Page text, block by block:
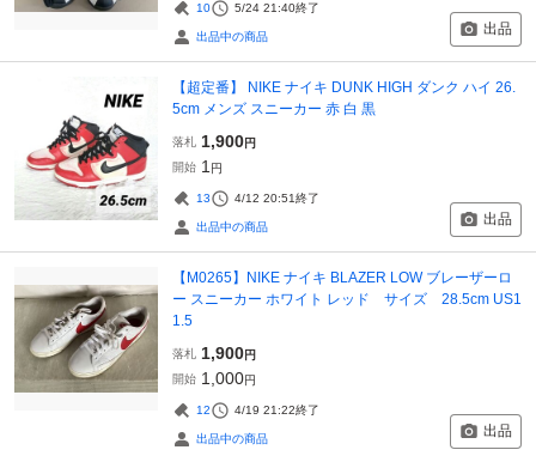
10 5/24 21:40終了
出品中の商品 出品
【超定番】 NIKE ナイキ DUNK HIGH ダンク ハイ 26.
5cm メンズ スニーカー 赤 白 黒
落札 1,900円
開始 1 円
13 4/12 20:51終了
出品中の商品 出品
【M0265】NIKE ナイキ BLAZER LOW ブレーザーロ
ー スニーカー ホワイト レッド サイズ 28.5cm US1
1.5
落札 1,900円
開始 1,000円
12 4/19 21:22終了
出品中の商品 出品